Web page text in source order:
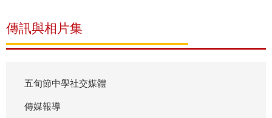
傳訊與相片集
五旬節中學社交媒體
傳媒報導